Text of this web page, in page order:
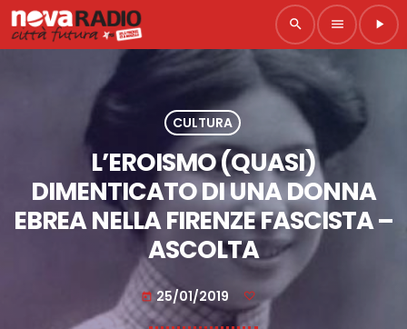
search menu play_arrow
CULTURA
L’EROISMO (QUASI)
DIMENTICATO DI UNA DONNA
EBREA NELLA FIRENZE FASCISTA –
ASCOLTA
today 25/01/2019